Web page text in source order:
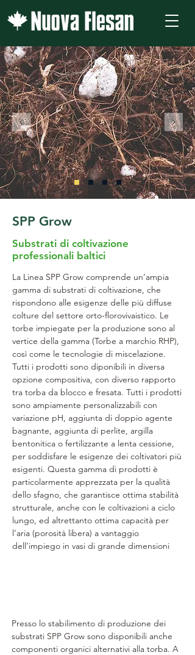
SPP Grow
Substrati di coltivazione
professionali baltici
La Linea SPP Grow comprende un’ampia
gamma di substrati di coltivazione, che
rispondono alle esigenze delle più diffuse
colture del settore orto-florovivaistico. Le
torbe impiegate per la produzione sono al
vertice della gamma (Torbe a marchio RHP),
così come le tecnologie di miscelazione.
Tutti i prodotti sono diponibili in diversa
opzione compositiva, con diverso rapporto
tra torba da blocco e fresata. Tutti i prodotti
sono ampiamente personalizzabili con
variazione pH, aggiunta di doppio agente
bagnante, aggiunta di perlite, argilla
bentonitica o fertilizzante a lenta cessione,
per soddisfare le esigenze dei coltivatori più
esigenti. Questa gamma di prodotti è
particolarmente apprezzata per la qualità
dello sfagno, che garantisce ottima stabilità
strutturale, anche con le coltivazioni a ciclo
lungo, ed altrettanto ottima capacità per
l’aria (porosità libera) a vantaggio
dell’impiego in vasi di grande dimensioni
Presso lo stabilimento di produzione dei
substrati SPP Grow sono disponibili anche
componenti organici alternativi alla torba. A